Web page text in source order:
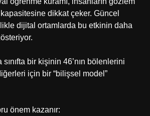
dikkat çeker. Güncel
dijital ortamlarda bu etkinin daha
bir kişinin 46’nın bölenlerini
için bir “bilişsel model”
önem kazanır: